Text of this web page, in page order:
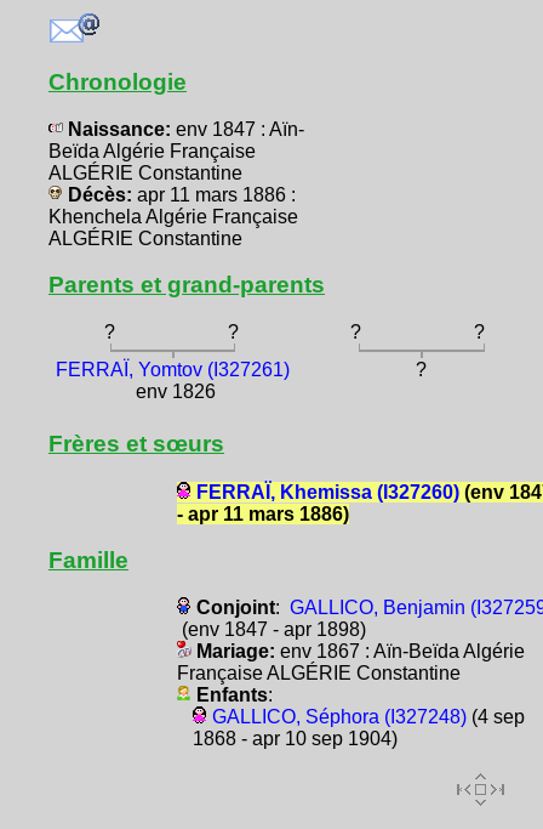
Chronologie
Naissance: env 1847 : Aïn-
Beïda Algérie Française
ALGÉRIE Constantine
Décès: apr 11 mars 1886 :
Khenchela Algérie Française
ALGÉRIE Constantine
Parents et grand-parents
? ? ?
?
FERRAÏ, Yomtov (I327261)
env 1826
?
Frères et sœurs
FERRAÏ, Khemissa (I327260)(env
- apr 11 mars 1886)
Famille
Conjoint: GALLICO, Benjamin
(env 1847 - apr 1898)
Mariage: env 1867 : Aïn-Beïda Algérie
Française ALGÉRIE Constantine
Enfants:
GALLICO, Séphora (I327248)(4 sep
1868 - apr 10 sep 1904)